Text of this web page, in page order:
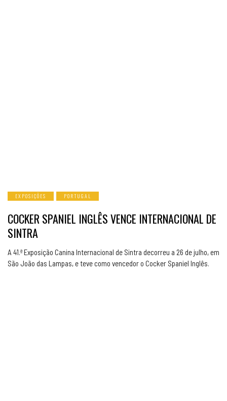
EXPOSIÇÕES PORTUGAL
COCKER SPANIEL INGLÊS VENCE INTERNACIONAL DE
SINTRA
A 41.ª Exposição Canina Internacional de Sintra decorreu a 26 de julho, em
São João das Lampas, e teve como vencedor o Cocker Spaniel Inglês.